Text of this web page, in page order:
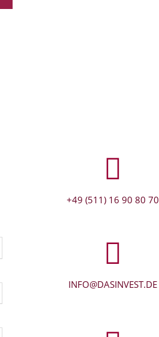
+49 (511) 16 90 80 70
INFO@DASINVEST.DE